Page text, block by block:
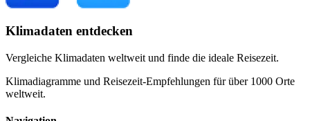
Klimadaten entdecken
Vergleiche Klimadaten weltweit und finde die ideale Reisezeit.
Klimadiagramme und Reisezeit-Empfehlungen für über 1000 Orte
weltweit.